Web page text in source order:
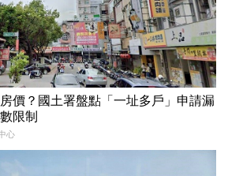
價？國土署盤點「一址多戶」申請漏
限制
心